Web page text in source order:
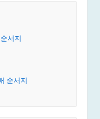
서지
순서지